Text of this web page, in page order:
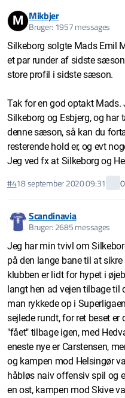
M Mikbjer
Bruger: 1957 messages
Silkeborg solgte Mads Emil
et par runder af sidste
store profil i sidste sæson.
Tak for en god optakt Mads.
Silkeborg og Esbjerg, og
denne sæson, så kan du
resterende hold er, og evt
Jeg ved fx at Silkeborg og
#418 september 2020 09:31 0
Scandinavia
Bruger: 2685 messages
Jeg har min tvivl om
på den lange bane til at
klubben er lidt for hypet i
langt hen ad vejen tilbage til
man rykkede op i
sejlede rundt, for ret beset
"fået" tilbage igen, med
eneste nye er Carstensen,
og kampen mod Helsingør
håbløs naiv offensiv spil og
en ost, kampen mod Skive